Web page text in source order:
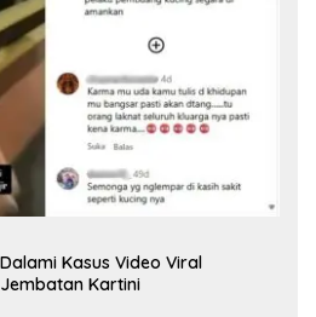
Kasus Video Viral
Kartini